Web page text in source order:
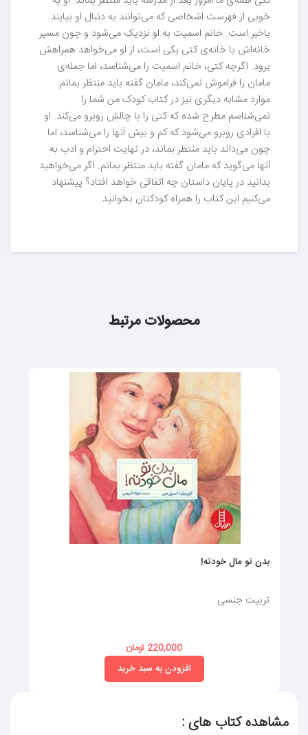
خوبی از فهرست اشخاصی که می‌توانند به دنبال او بیایند
باخبر است. خانم اسمیت به او نزدیک می‌شود و چون مسیر
خانه‌اش با خانه‌ی کتی یکی است، از او می‌خواهد همراهش
برود. اگرچه کتی، خانم اسمیت را می‌شناسد، اما جمله‌ی
مامان را فراموش نمی‌کند، مامان گفته باید منتظر بمانم.
موارد مشابه دیگری نیز در کتاب کودک من شما را
نمی‌شناسم مطرح شده که کتی را با چالش روبرو می‌کند. او
با افرادی روبرو می‌شود که کم و بیش آنها را می‌شناسد، اما
چون می‌داند باید منتظر بماند، در نهایت احترام و ادب به
آنها می‌گوید که مامان گفته باید منتظر بمانم. اگر می‌خواهید
بدانید در پایان داستان چه اتفاقی خواهد افتاد؟ پیشنهاد
می‌کنیم این کتاب را همراه کودکتان بخوانید.
محصولات مرتبط
بدن تو مال خودته!
تربیت جنسی
220,000 تومان
افزودن به سبد خرید
مشاهده کتاب های :